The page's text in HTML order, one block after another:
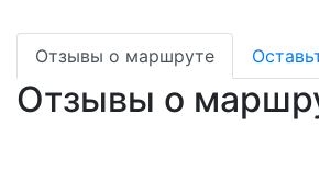
Отзывы о маршруте
Отзывы о